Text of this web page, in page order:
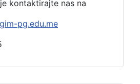
kontaktirajte nas na
pg.edu.me